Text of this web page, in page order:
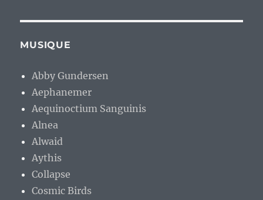
MUSIQUE
Abby Gundersen
Aephanemer
Aequinoctium Sanguinis
Alnea
Alwaid
Aythis
Collapse
Cosmic Birds